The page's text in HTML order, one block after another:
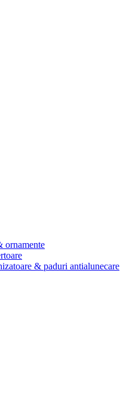
ornamente
& paduri antialunecare